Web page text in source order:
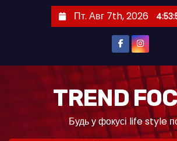
Пт. Авг 7th, 2026
TREND
Будь у фокусі life style